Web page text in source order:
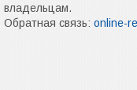
владельцам.
Обратная связь: online-